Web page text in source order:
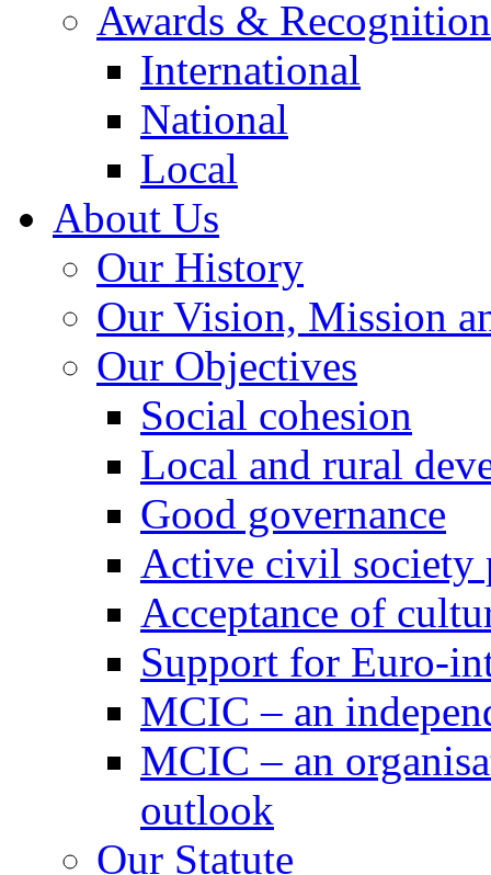
Awards &
International
National
Local
About Us
Our History
Our Vision, Mission
Our Objectives
Social cohesion
Local and rural
Good governance
Active civil society
Acceptance of
Support for Euro-
MCIC – an
MCIC – an
outlook
Our Statute